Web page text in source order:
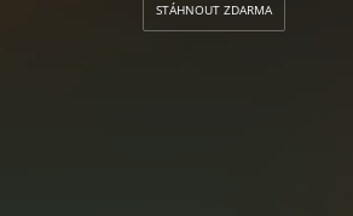
STÁHNOUT ZDARMA